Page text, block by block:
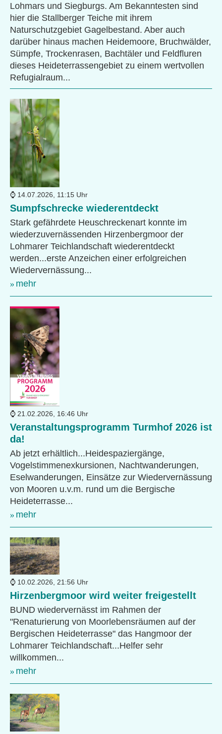
Lohmars und Siegburgs. Am Bekanntesten sind
hier die Stallberger Teiche mit ihrem
Naturschutzgebiet Gagelbestand. Aber auch
darüber hinaus machen Heidemoore, Bruchwälder,
Sümpfe, Trockenrasen, Bachtäler und Feldfluren
dieses Heideterrassengebiet zu einem wertvollen
Refugialraum...
14.07.2026, 11:15 Uhr
Sumpfschrecke wiederentdeckt
Stark gefährdete Heuschreckenart konnte im
wiederzuvernässenden Hirzenbergmoor der
Lohmarer Teichlandschaft wiederentdeckt
werden...erste Anzeichen einer erfolgreichen
Wiedervernässung...
mehr
21.02.2026, 16:46 Uhr
Veranstaltungsprogramm Turmhof 2026 ist
da!
Ab jetzt erhältlich...Heidespaziergänge,
Vogelstimmenexkursionen, Nachtwanderungen,
Eselwanderungen, Einsätze zur Wiedervernässung
von Mooren u.v.m. rund um die Bergische
Heideterrasse...
mehr
10.02.2026, 21:56 Uhr
Hirzenbergmoor wird weiter freigestellt
BUND wiedervernässt im Rahmen der
"Renaturierung von Moorlebensräumen auf der
Bergischen Heideterrasse" das Hangmoor der
Lohmarer Teichlandschaft...Helfer sehr
willkommen...
mehr